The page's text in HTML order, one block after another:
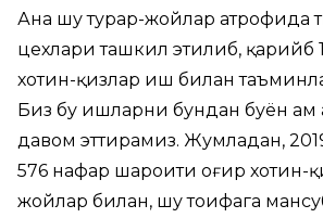
Ана шу турар-жойлар атрофида
цехлари ташкил этилиб, қарийб
хотин-қизлар иш билан
Биз бу ишларни бундан буён ҳам
давом эттирамиз. Жумладан,
576 нафар шароити оғир хотин-
жойлар билан, шу тоифага